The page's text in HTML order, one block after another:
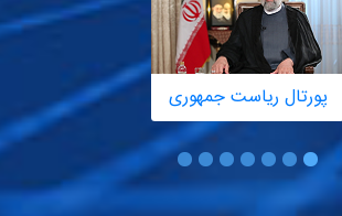
پورتال ریاست جمهوری